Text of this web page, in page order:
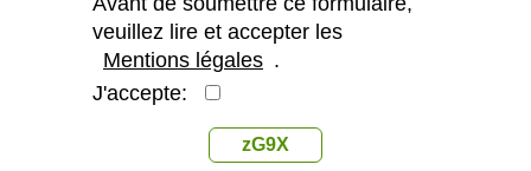
veuillez lire et accepter les
Mentions légales .
J'accepte:
zG9X